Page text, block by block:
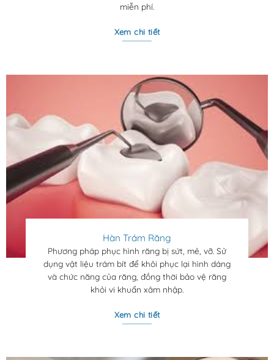
miễn phí.
Xem chi tiết
Hàn Trám Răng
Phương pháp phục hình răng bị sứt, mẻ, vỡ. Sử
dụng vật liệu trám bít để khôi phục lại hình dáng
và chức năng của răng, đồng thời bảo vệ răng
khỏi vi khuẩn xâm nhập.
Xem chi tiết